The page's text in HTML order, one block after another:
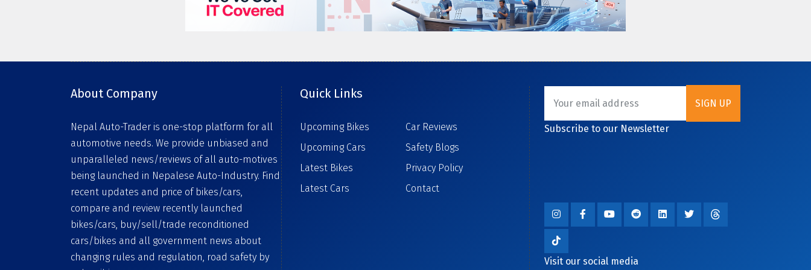
About Company
Nepal Auto-Trader is one-stop platform for all
automotive needs. We provide unbiased and
unparalleled news/reviews of all auto-motives
being launched in Nepalese Auto-Industry. Find
recent updates and price of bikes/cars,
compare and review recently launched
bikes/cars, buy/sell/trade reconditioned
cars/bikes and all government news about
changing rules and regulation, road safety by
Quick Links
Upcoming Bikes
Upcoming Cars
Latest Bikes
Latest Cars
Car Reviews
Safety Blogs
Privacy Policy
Contact
Subscribe to our Newsletter
Visit our social media